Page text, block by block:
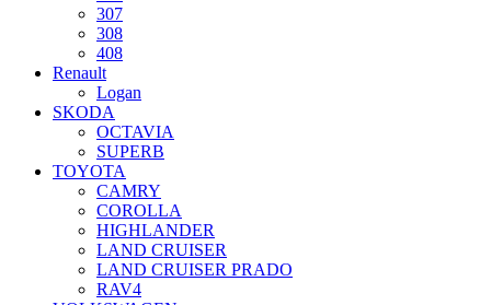
307
308
408
Renault
Logan
SKODA
OCTAVIA
SUPERB
TOYOTA
CAMRY
COROLLA
HIGHLANDER
LAND CRUISER
LAND CRUISER PRADO
RAV4